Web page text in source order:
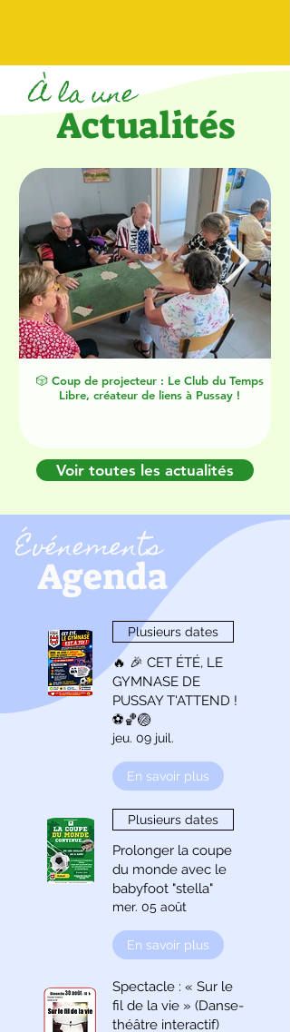
À la une
Actualités
🎲 Coup de projecteur : Le Club du Temps
Libre, créateur de liens à Pussay !
Voir toutes les actualités
Agenda
Événements
Plusieurs dates
🔥 🎉 CET ÉTÉ, LE
GYMNASE DE
PUSSAY T'ATTEND !
⚽🏀🏐
jeu. 09 juil.
En savoir plus
Plusieurs dates
Prolonger la coupe
du monde avec le
babyfoot "stella"
mer. 05 août
En savoir plus
Spectacle : « Sur le
fil de la vie » (Danse-
théâtre interactif)